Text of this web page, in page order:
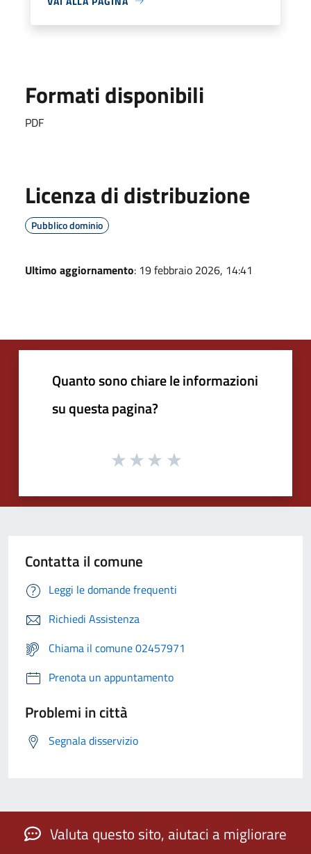
Formati disponibili
PDF
Licenza di distribuzione
Pubblico dominio
Ultimo aggiornamento: 19 febbraio 2026, 14:41
Quanto sono chiare le informazioni
su questa pagina?
Contatta il comune
Leggi le domande frequenti
Richiedi Assistenza
Chiama il comune 02457971
Prenota un appuntamento
Problemi in città
Segnala disservizio
Valuta questo sito, aiutaci a migliorare